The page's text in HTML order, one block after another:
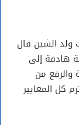
ولد الشين قال
هادفة إلى
والرفع من
كل المعايير